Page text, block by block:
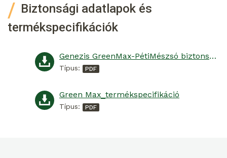
Biztonsági adatlapok és
termékspecifikációk
Genezis GreenMax-PétiMészsó biztonsági adatlap
Típus:
Green Max_termékspecifikáció
Típus: